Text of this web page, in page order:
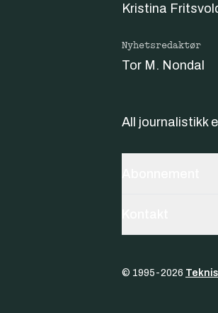
Kristina
Nyhetsredaktør
Tor M. Nondal
All journalistikk
© 1995-2026